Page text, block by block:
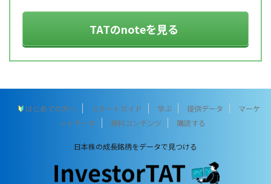
TATのnoteを見る
はじめての方へ スタートガイド 学ぶ 提供データ
マーケ
ットデータ
無料コンテンツ 購読する
日本株の成長銘柄をデータで見つける